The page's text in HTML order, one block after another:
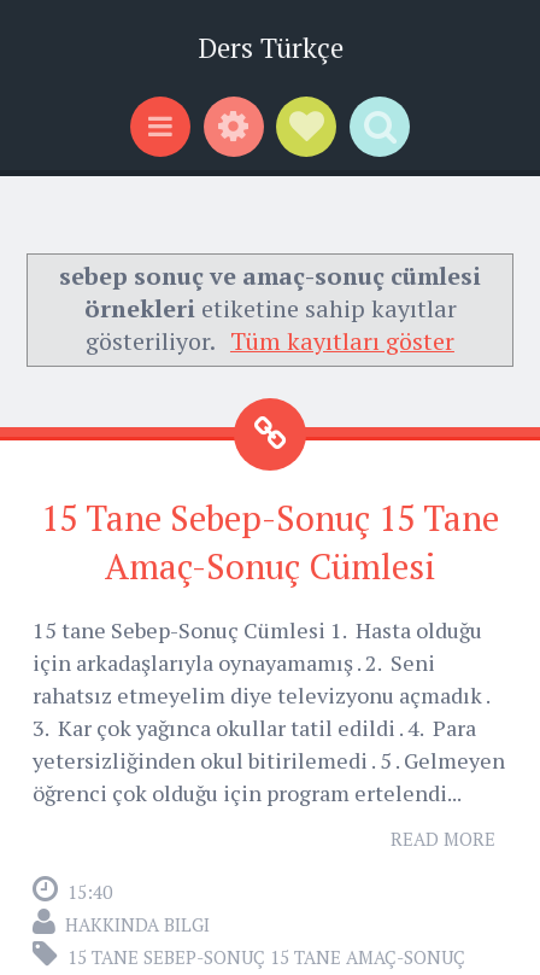
Ders Türkçe
Menu WidgetsSocial Links
Search
sebep sonuç ve amaç-sonuç cümlesi
örneklerietiketine sahip kayıtlar
gösteriliyor. Tüm kayıtları göster
15 Tane Sebep-Sonuç 15 Tane
Amaç-Sonuç Cümlesi
15 tane Sebep-Sonuç Cümlesi 1. Hasta olduğu
için arkadaşlarıyla oynayamamış . 2. Seni
rahatsız etmeyelim diye televizyonu açmadık .
3. Kar çok yağınca okullar tatil edildi . 4. Para
yetersizliğinden okul bitirilemedi . 5 . Gelmeyen
öğrenci çok olduğu için program ertelendi...
READ MORE
15:40
HAKKINDA BILGI
15 TANE SEBEP-SONUÇ 15 TANE AMAÇ-SONUÇ